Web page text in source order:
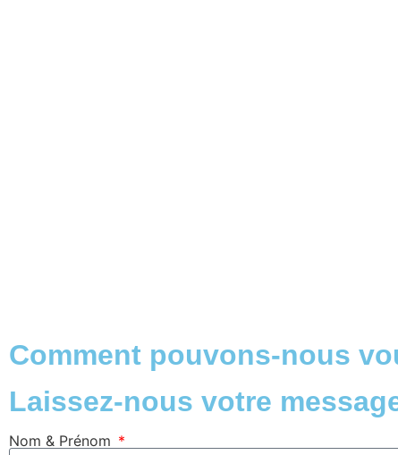
Comment pouvons-nous
Laissez-nous votre
Nom & Prénom